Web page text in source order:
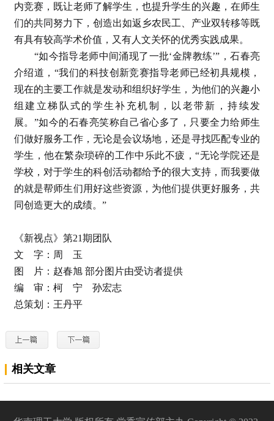
内竞赛，既让老师了解学生，也提升学生的兴趣，在师生
们的共同努力下，创造出如返乡农民工、产业双转移等既
有具有较高学术价值，又有人文关怀的优秀实践成果。
“如今指导老师中间涌现了一批‘金牌教练’”，石春亮
介绍道，“我们的科技创新竞赛指导老师已经初具规模，
现在的主要工作就是发动和组织好学生，为他们的兴趣小
组建立梯队式的学生补充机制，以老带新，持续发
展。”如今的石春亮笑称自己省心多了，只要全力给师生
们做好服务工作，无论是会议场地，还是寻找匹配专业的
学生，他在繁杂琐碎的工作中乐此不疲，“无论学院还是
学校，对于学生的科创活动都给予的很大支持，而我要做
的就是帮师生们用好这些资源，为他们提供更好服务，共
同创造更大的成绩。”
《新视点》第21期团队
文 字：周 玉
图 片：赵春旭 部分图片由受访者提供
编 审：柯 宁 孙宏志
总策划：王丹平
相关文章